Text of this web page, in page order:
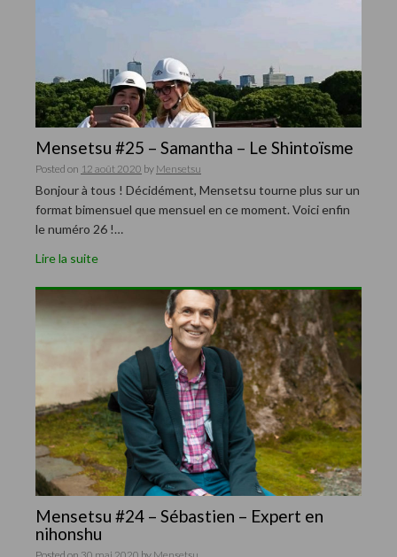
Mensetsu #25 – Samantha – Le Shintoïsme
Posted on 12 août 2020 by Mensetsu
Bonjour à tous ! Décidément, Mensetsu tourne plus sur un
format bimensuel que mensuel en ce moment. Voici enfin
le numéro 26 !…
Lire la suite
Mensetsu #24 – Sébastien – Expert en
nihonshu